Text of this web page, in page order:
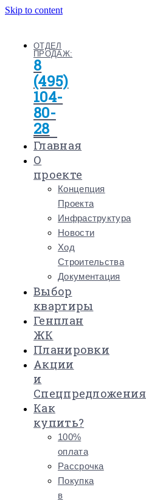
Skip to content
ОТДЕЛ
ПРОДАЖ:
8
(495)
104-
80-
28
Главная
О
проекте
Концепция
Проекта
Инфраструктура
Новости
Ход
Строительства
Документация
Выбор
квартиры
Генплан
ЖК
Планировки
Акции
и
Спецпредложения
Как
купить?
100%
оплата
Рассрочка
Покупка
в